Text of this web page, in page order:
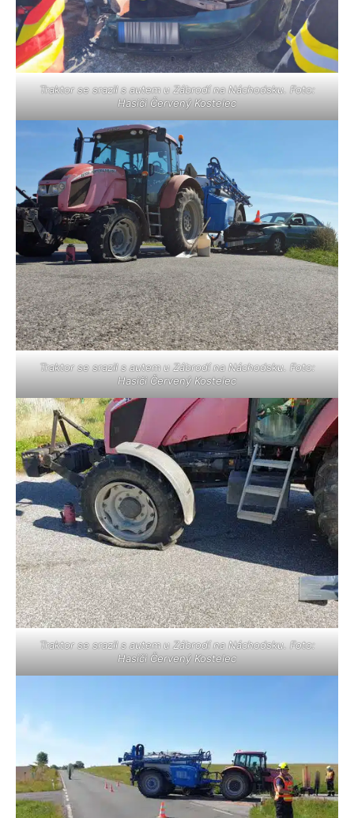
Traktor se srazil s autem u Zábrodí na Náchodsku. Foto:
Hasiči Červený Kostelec
Traktor se srazil s autem u Zábrodí na Náchodsku. Foto:
Hasiči Červený Kostelec
Traktor se srazil s autem u Zábrodí na Náchodsku. Foto:
Hasiči Červený Kostelec